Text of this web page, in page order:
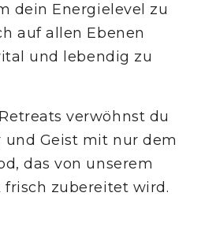
dein Energielevel zu
auf allen Ebenen
und lebendig zu
verwöhnst du
und Geist mit nur dem
das von unserem
frisch zubereitet wird.